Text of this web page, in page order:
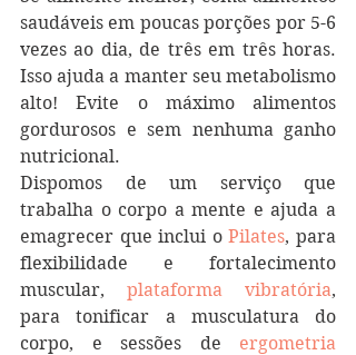
saudáveis em poucas porções por 5-6
vezes ao dia, de três em três horas.
Isso ajuda a manter seu metabolismo
alto! Evite o máximo alimentos
gordurosos e sem nenhuma ganho
nutricional.
Dispomos de um serviço que
trabalha o corpo a mente e ajuda a
emagrecer que inclui o Pilates, para
flexibilidade e fortalecimento
muscular, plataforma vibratória,
para tonificar a musculatura do
corpo, e sessões de